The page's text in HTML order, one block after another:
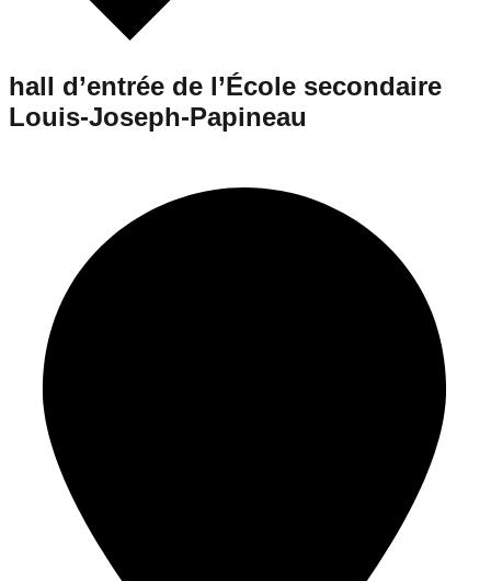
hall d’entrée de l’École secondaire
Louis-Joseph-Papineau